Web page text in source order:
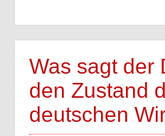
Was sagt der
den Zustand
deutschen